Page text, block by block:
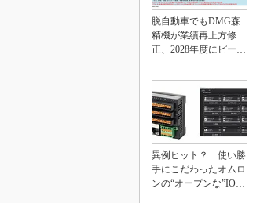
脱自動車でもDMG森
精機が業績再上方修
正、2028年度にピーク
異例ヒット？ 使い勝
手にこだわったオムロ
ンの“オープンな”IO-L